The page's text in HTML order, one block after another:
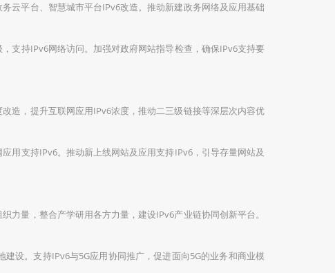
平台、智慧城市平台IPv6改造。推动新建政务网络及应用基础
支持IPv6网络访问。加强对政府网站指导检查，确保IPv6支持要
造，提升互联网应用IPv6浓度，推动二三级链接等深层次内容优
支持IPv6。推动新上线网站及应用支持IPv6，引导存量网站及
量，整合产学研用各方力量，建设IPv6产业链协同创新平台。
设。支持IPv6与5G应用协同推广，促进面向5G的业务和商业模